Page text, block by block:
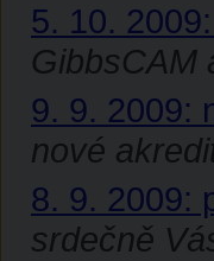
5. 10.
GibbsCAM
9. 9. 2009:
nové
8. 9. 2009:
srdečně